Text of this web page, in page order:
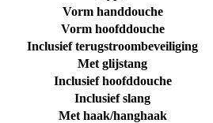
Vorm handdouche
Vorm hoofddouche
Inclusief terugstroombeveiliging
Met glijstang
Inclusief hoofddouche
Inclusief slang
Met haak/hanghaak